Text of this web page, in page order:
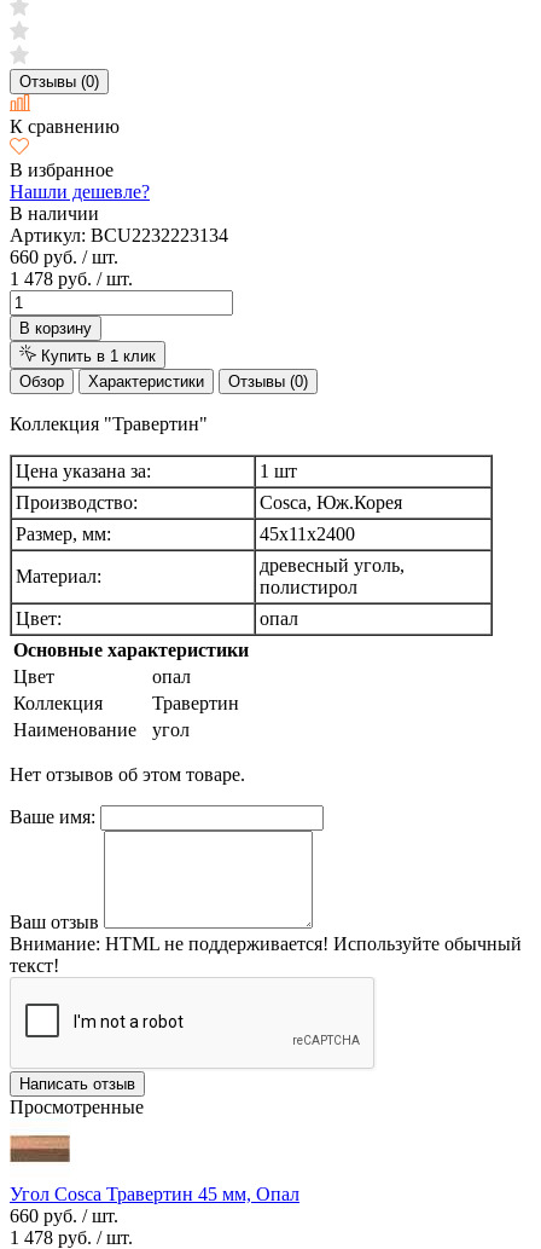
Отзывы (0)
К сравнению
В избранное
Нашли дешевле?
В наличии
Артикул: BCU2232223134
660 руб. / шт.
1 478 руб. / шт.
В корзину
Купить в 1 клик
Обзор
Характеристики Отзывы (0)
Коллекция "Травертин"
Цена указана за:
1 шт
Производство:
Cosca, Юж.Корея
Размер, мм:
45х11х2400
Материал:
древесный уголь,
полистирол
Цвет:
опал
Основные характеристики
Цвет
опал
Коллекция
Травертин
Наименование
угол
Нет отзывов об этом товаре.
Ваше имя:
Ваш отзыв
Внимание: HTML не поддерживается! Используйте обычный
текст!
Написать отзыв
Просмотренные
Угол Cosca Травертин 45 мм, Опал
660 руб. / шт.
1 478 руб. / шт.